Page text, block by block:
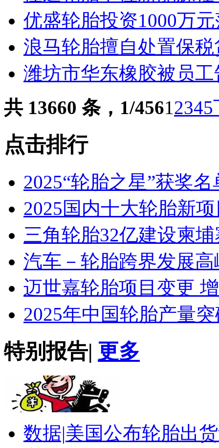
优盛轮胎投资1000万
浪马轮胎擅自处置保
潍坊市华东橡胶被员
共 13660 条，1/45612345
点击排行
2025“轮胎之星”获奖
2025国内十大轮胎新
三角轮胎32亿建设柬
汽车－轮胎跨界发展
迈世嘉轮胎项目变更
2025年中国轮胎产量
特别报告| 更多
数据|美国公布轮胎出